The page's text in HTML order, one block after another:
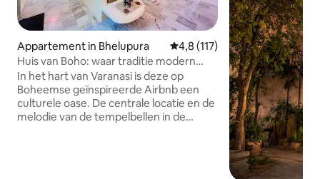
Appartement in Bhelupura Gemiddelde beoordeling van
4,8 (117)
Huis van Boho: waar traditie modern
comfort ontmoet
In het hart van Varanasi is deze op
Boheemse geïnspireerde Airbnb een
culturele oase. De centrale locatie en de
melodie van de tempelbellen in de